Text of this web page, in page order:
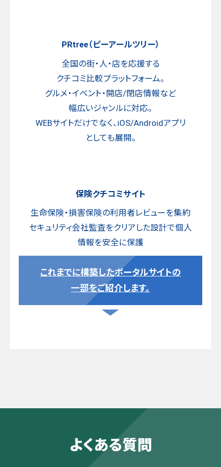
PRtree（ピーアールツリー）
全国の街・人・店を応援する
クチコミ比較プラットフォーム。
グルメ・イベント・開店/閉店情報など
幅広いジャンルに対応。
WEBサイトだけでなく、iOS/Androidアプリ
としても展開。
保険クチコミサイト
生命保険・損害保険の利用者レビューを集約
セキュリティ会社監査をクリアした設計で個人
情報を安全に保護
これまでに構築したポータルサイトの
一部をご紹介します。
よくある質問